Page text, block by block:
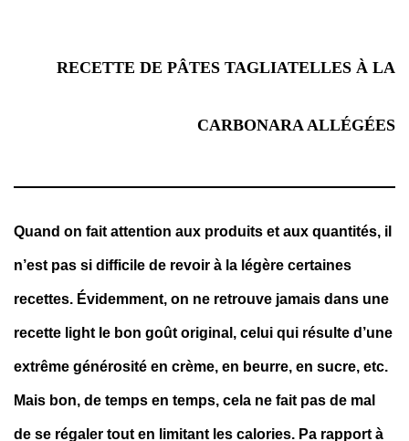
RECETTE DE PÂTES TAGLIATELLES À LA
CARBONARA ALLÉGÉES
Quand on fait attention aux produits et aux quantités, il
n’est pas si difficile de revoir à la légère certaines
recettes. Évidemment, on ne retrouve jamais dans une
recette light le bon goût original, celui qui résulte d’une
extrême générosité en crème, en beurre, en sucre, etc.
Mais bon, de temps en temps, cela ne fait pas de mal
de se régaler tout en limitant les calories. Pa rapport à